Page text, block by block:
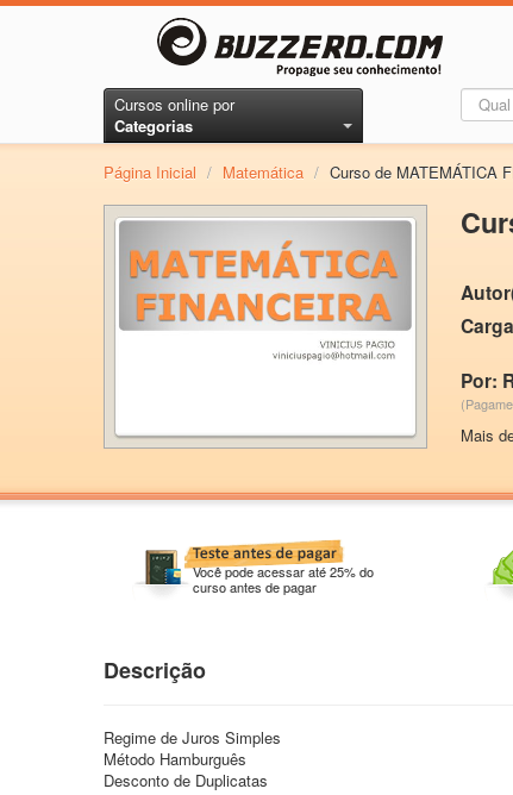
Cursos online por
Categorias
Página Inicial / Matemática / Curso de MATEMÁTICA
Por:
Mais
Você pode acessar até 25% do
curso antes de pagar
Descrição
Regime de Juros Simples
Método Hamburguês
Desconto de Duplicatas